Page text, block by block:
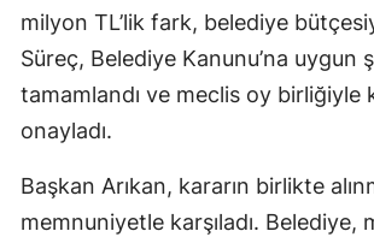
milyon TL’lik fark, belediye
Süreç, Belediye Kanunu’na uygun
tamamlandı ve meclis oy birliğiyle
onayladı.
Başkan Arıkan, kararın birlikte
memnuniyetle karşıladı. Belediye,